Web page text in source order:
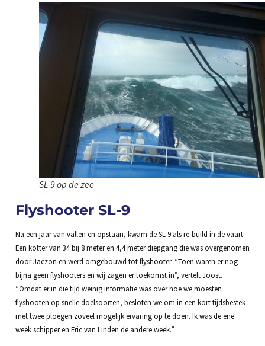
SL-9 op de zee
Flyshooter SL-9
Na een jaar van vallen en opstaan, kwam de SL-9 als re-build in de vaart.
Een kotter van 34 bij 8 meter en 4,4 meter diepgang die was overgenomen
door Jaczon en werd omgebouwd tot flyshooter. “Toen waren er nog
bijna geen flyshooters en wij zagen er toekomst in”, vertelt Joost.
“Omdat er in die tijd weinig informatie was over hoe we moesten
flyshooten op snelle doelsoorten, besloten we om in een kort tijdsbestek
met twee ploegen zoveel mogelijk ervaring op te doen. Ik was de ene
week schipper en Eric van Linden de andere week.”